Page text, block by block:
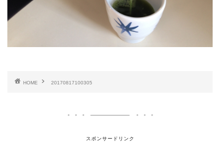
HOME 20170817100305
スポンサードリンク